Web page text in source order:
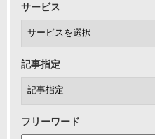
サービス
記事指定
フリーワード